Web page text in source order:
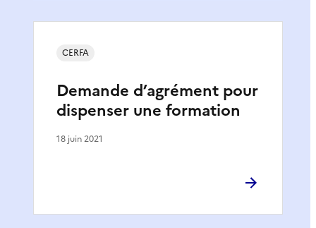
Demande d’agrément pour
dispenser une formation
CERFA
18 juin 2021